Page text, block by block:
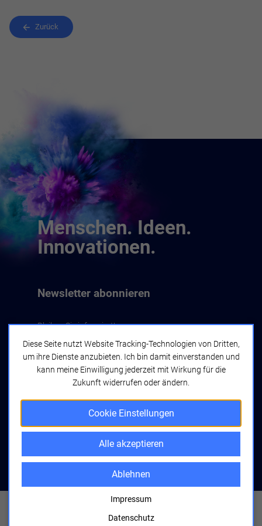
Zurück
Menschen. Ideen.
Innovationen.
Seyfferstraße 34
Newsletter abonnieren
Bleiben Sie informiert!
Jetzt abonnieren
Datenschutzerklärung
Cookie Einstellungen
Diese Seite nutzt Website Tracking-Technologien von Dritten,
um ihre Dienste anzubieten. Ich bin damit einverstanden und
kann meine Einwilligung jederzeit mit Wirkung für die
Zukunft widerrufen oder ändern.
Cookie Einstellungen
Alle akzeptieren
Ablehnen
Impressum
Datenschutz